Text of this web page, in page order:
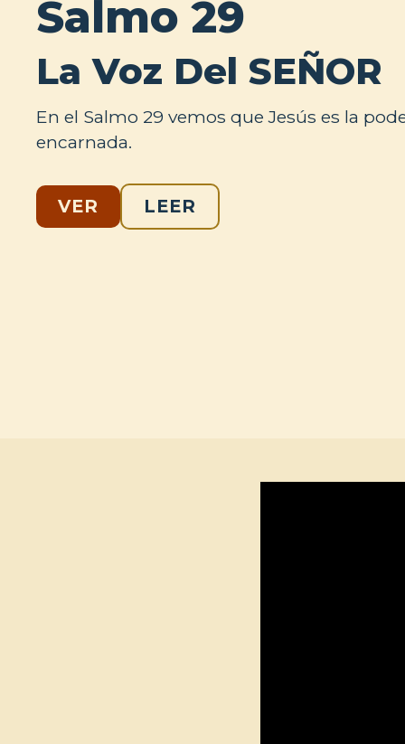
Salmo 29
La Voz Del SEÑOR
En el Salmo 29 vemos que Jesús es la
encarnada.
VER LEER